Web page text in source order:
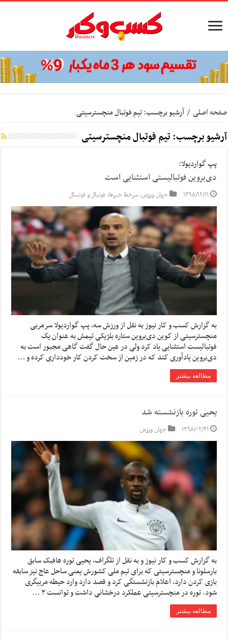
صفحه اصلی / آرشیو برچسب: تیم فوتبال منچسترسیتی
آرشیو برچسب:تیم فوتبال منچسترسیتی
پپ گواردیولا:
دی‌بروین فوتبالیستی استثنایی است
۱۳۹۸/۱۲/۱۱ جهان ورزش,سرخط خبرها, فوتبال و فوتسال
به گزارش کسب و کار نیوز به نقل از ورزش سه, پپ گواردیولا سرمربی
منچسترسیتی از کوین دی‌بروین ستاره بلژیکی تیمش به عنوان یک
فوتبالیست استثنایی یاد کرد ولی در عین حال گفت گاهی مجبور است به
دی‌بروین یادآوری کند که در زمین از سخت کردن کار خودداری کرده و …
مطالعه بیشتر
یحیی توره بازنشسته شد
۱۳۹۸/۰۲/۲۱ جهان ورزش
به گزارش کسب و کار نیوز و به نقل از تلگراف، یحیی توره هافبک سابق
بارسلونا و منچسترسیتی که برای تیم ملی کشورش یعنی ساحل عاج نیز سابقه
بازی کردن دارد، اعلام بازنشستگی کرد و قصد دارد وارد حیطه مربیگری
شود. توره در منچسترسیتی عملکرد درخشانی داشت و توانست ۳ …
مطالعه بیشتر